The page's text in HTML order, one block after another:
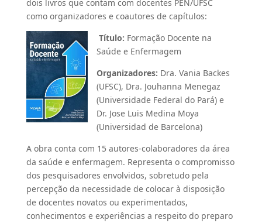
dois livros que contam com docentes PEN/UFSC
como organizadores e coautores de capítulos:
Título: Formação Docente na
Saúde e Enfermagem
Organizadores: Dra. Vania Backes
(UFSC), Dra. Jouhanna Menegaz
(Universidade Federal do Pará) e
Dr. Jose Luis Medina Moya
(Universidad de Barcelona)
A obra conta com 15 autores-colaboradores da área
da saúde e enfermagem. Representa o compromisso
dos pesquisadores envolvidos, sobretudo pela
percepção da necessidade de colocar à disposição
de docentes novatos ou experimentados,
conhecimentos e experiências a respeito do preparo